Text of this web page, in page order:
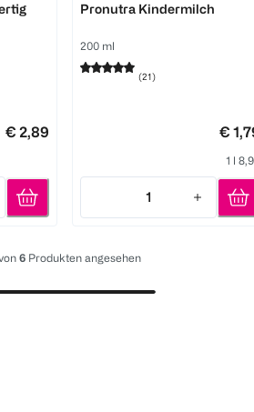
€ 2,89
Pronutra Kindermilch
200 ml
(21)
€
1 l
1
Quantity: 1
6 Produkten angesehen